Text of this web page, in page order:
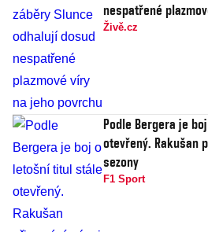
nespatřené
Živě.cz
Podle Bergera je
otevřený. Rakušan
sezony
F1 Sport